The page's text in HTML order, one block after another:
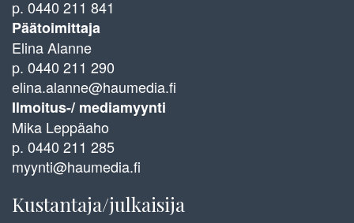
p. 0440 211 841
Päätoimittaja
Elina Alanne
p. 0440 211 290
elina.alanne@haumedia.fi
Ilmoitus-/ mediamyynti
Mika Leppäaho
p. 0440 211 285
myynti@haumedia.fi
Kustantaja/julkaisija